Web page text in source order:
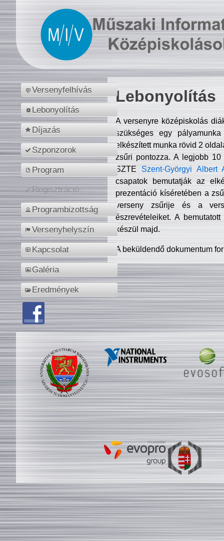
Versenyfelhívás
Lebonyolítás
Díjazás
Szponzorok
Program
Regisztráció
Programbizottság
Versenyhelyszín
Kapcsolat
Galéria
Eredmények
Lebonyolítás
A versenyre középiskolás
szükséges egy
elkészített munka rövid 2
zsűri pontozza. A legjobb
SZTE Szent-Györgyi Albert
csapatok bemutatják az
prezentáció kíséretében a
verseny zsűrije és a
észrevételeiket. A
készül majd.
A beküldendő dokumentum